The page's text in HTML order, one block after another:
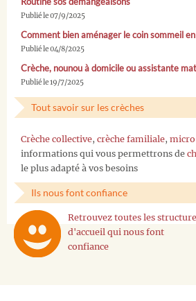
Publié le 07/9/2025
Comment bien aménager le coin sommeil en
Publié le 04/8/2025
Crèche, nounou à domicile ou assistante
Publié le 19/7/2025
Tout savoir sur les crèches
Crèche collective, crèche familiale,
informations qui vous permettrons de
le plus adapté à vos besoins
Ils nous font confiance
Retrouvez toutes les
d'accueil qui nous font
confiance